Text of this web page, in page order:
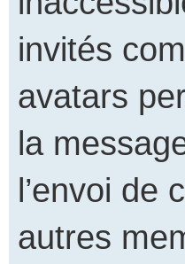
invités
avatars
la
l’envoi de
autres